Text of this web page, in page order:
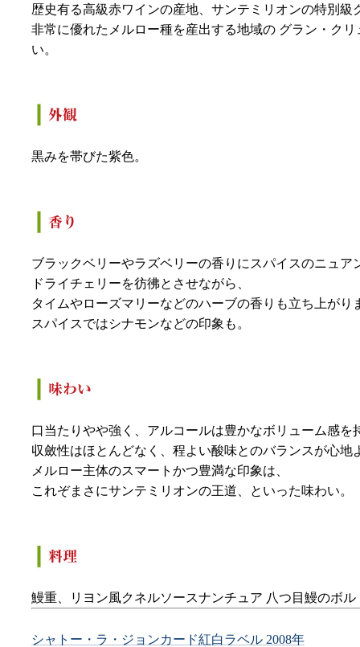
歴史有る高級赤ワインの産地、サンテミリオンの特別級
非常に優れたメルロー種を産出する地域の グラン・ク
い。
黒みを帯びた紫色。
ブラックベリーやラズベリーの香りにスパイスのニュア
ドライチェリーを彷彿とさせながら、
タイムやローズマリーなどのハーブの香りも立ち上がり
スパイスではシナモンなどの印象も。
口当たりやや強く、アルコールは豊かなボリューム感を
収斂性はほとんどなく、程よい酸味とのバランスが心地
メルロー主体のスマートかつ豊満な印象は、
これぞまさにサンテミリオンの王道、といった味わい。
鰻重、リヨン風クネルソースナンチュア 八つ目鰻のボル
シャトー・ラ・ジョンカード紅白ラベル 2008年